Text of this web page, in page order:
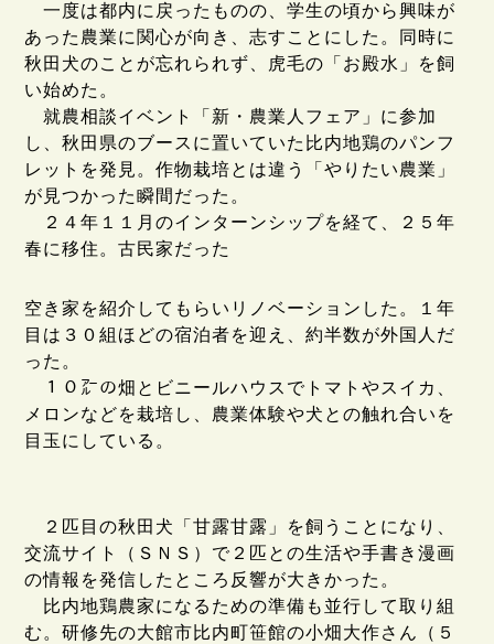
一度は都内に戻ったものの、学生の頃から興味が
あった農業に関心が向き、志すことにした。同時に
秋田犬のことが忘れられず、虎毛の「お殿水」を飼
い始めた。
就農相談イベント「新・農業人フェア」に参加
し、秋田県のブースに置いていた比内地鶏のパンフ
レットを発見。作物栽培とは違う「やりたい農業」
が見つかった瞬間だった。
２４年１１月のインターンシップを経て、２５年
春に移住。古民家だった
空き家を紹介してもらいリノベーションした。１年
目は３０組ほどの宿泊者を迎え、約半数が外国人だ
った。
１０㌃の畑とビニールハウスでトマトやスイカ、
メロンなどを栽培し、農業体験や犬との触れ合いを
目玉にしている。
２匹目の秋田犬「甘露甘露」を飼うことになり、
交流サイト（ＳＮＳ）で２匹との生活や手書き漫画
の情報を発信したところ反響が大きかった。
比内地鶏農家になるための準備も並行して取り組
む。研修先の大館市比内町笹館の小畑大作さん（５